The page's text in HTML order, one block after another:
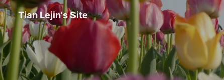
Tian Lejin's Site